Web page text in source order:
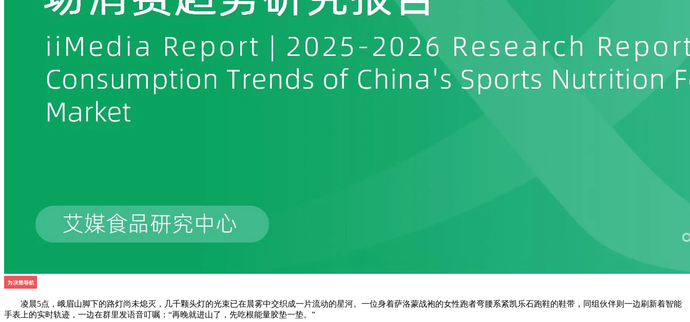
凌晨5点，峨眉山脚下的路灯尚未熄灭，几千颗头灯的光束已在晨雾中交织成一片流动的星河。一位身着萨洛蒙战袍的女性跑者弯腰系紧凯乐石跑鞋的鞋带，同组伙伴则一边刷新着智能
手表上的实时轨迹，一边在群里发语音叮嘱：“再晚就进山了，先吃根能量胶垫一垫。”